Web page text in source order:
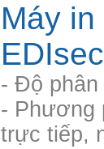
Máy
- Độ phân
- Phương
trực tiếp,